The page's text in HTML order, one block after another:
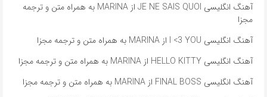
آهنگ انگلیسی JE NE SAIS QUOI از MARINA به همراه متن و ترجمه
مجزا
آهنگ انگلیسی I <3 YOU از MARINA به همراه متن و ترجمه مجزا
آهنگ انگلیسی HELLO KITTY از MARINA به همراه متن و ترجمه مجزا
آهنگ انگلیسی FINAL BOSS از MARINA به همراه متن و ترجمه مجزا